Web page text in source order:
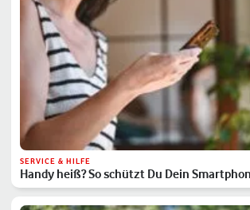
SERVICE & HILFE
Handy heiß? So schützt Du Dein